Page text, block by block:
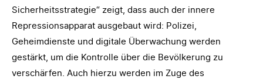
Sicherheitsstrategie“ zeigt, dass auch der innere
Repressionsapparat ausgebaut wird: Polizei,
Geheimdienste und digitale Überwachung werden
gestärkt, um die Kontrolle über die Bevölkerung zu
verschärfen. Auch hierzu werden im Zuge des